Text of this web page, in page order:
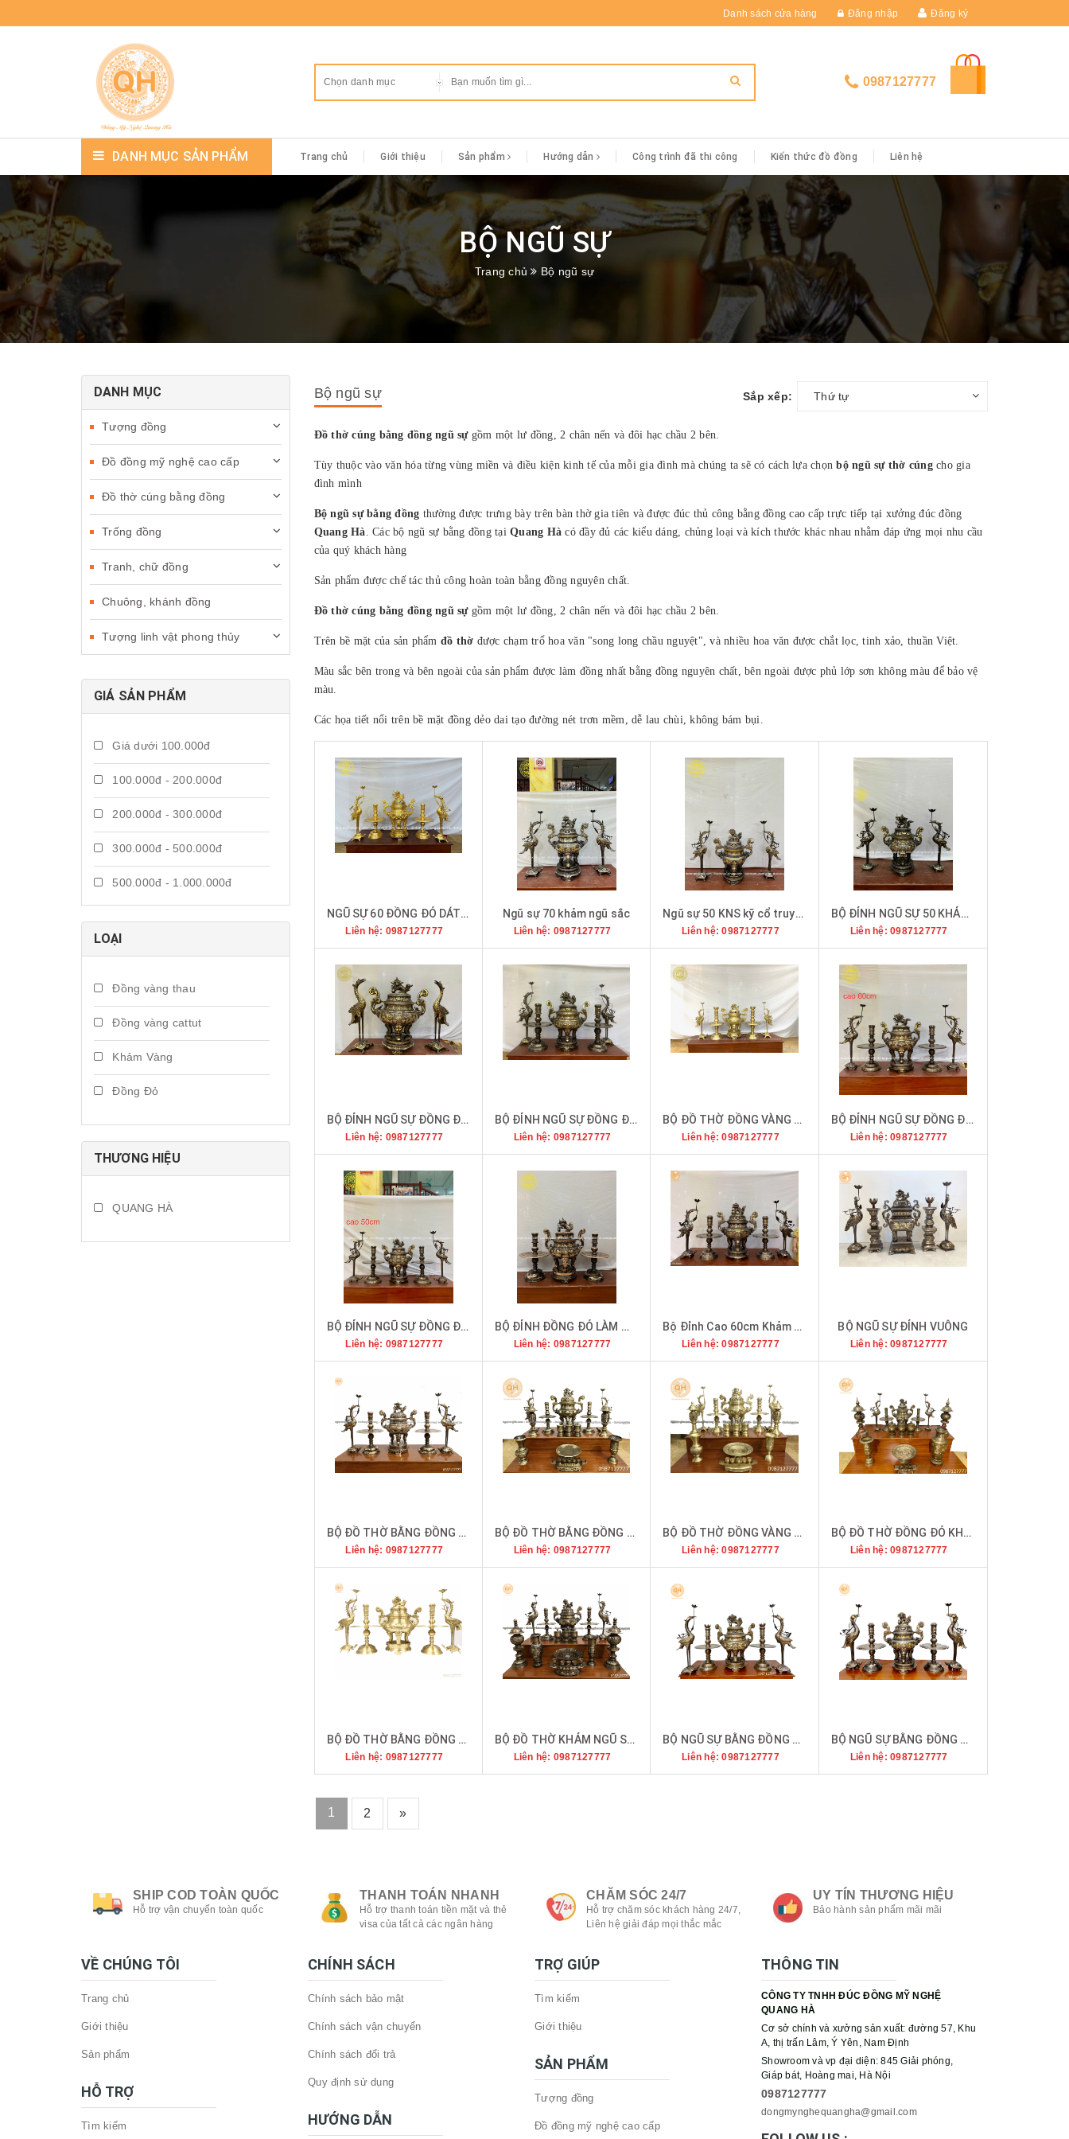
Danh sách cửa hàng Đăng nhập Đăng ký
Chọn danh mục 0987127777
DANH MỤC SẢN PHẨM Trang chủ Giới thiệu Sản phẩm Hướng dẫn Công trình đã thi công Kiến thức đồ đồng Liên hệ
BỘ NGŨ SỰ
Trang chủ Bộ ngũ sự
Bộ ngũ sự Sắp xếp: Thứ tự
Đồ thờ cúng bằng đồng ngũ sựgồm một lư đồng, 2 chân nến và đôi hạc chầu 2 bên.
Tùy thuộc vào văn hóa từng vùng miền và điều kiện kinh tế của mỗi gia đình mà chúng ta sẽ có cách lựa chọnbộ ngũ sự thờ cúngcho gia
đình mình
Bộ ngũ sự bằng đồng thường được trưng bày trên bàn thờ gia tiên và được đúc thủ công bằng đồng cao cấp trực tiếp tại xưởng đúc đồng
Quang Hà. Các bộ ngũ sự bằng đồng tại Quang Hàcó đầy đủ các kiểu dáng, chủng loại và kích thước khác nhau nhằm đáp ứng mọi nhu cầu
của quý khách hàng
Sản phẩm được chế tác thủ công hoàn toàn bằng đồng nguyên chất.
Đồ thờ cúng bằng đồng ngũ sựgồm một lư đồng, 2 chân nến và đôi hạc chầu 2 bên.
Trên bề mặt của sản phẩm đồ thờ được chạm trổ hoa văn "song long chầu nguyệt", và nhiều hoa văn được chắt lọc, tinh xảo, thuần Việt.
Màu sắc bên trong và bên ngoài của sản phẩm được làm đồng nhất bằng đồng nguyên chất, bên ngoài được phủ lớp sơn không màu để bảo vệ
màu.
Các họa tiết nổi trên bề mặt đồng dẻo dai tạo đường nét trơn mềm, dễ lau chùi, không bám bụi.
NGŨ SỰ 60 ĐỒNG ĐỎ DÁT VÀNG 9999
Liên hệ: 0987127777
Ngũ sự 70 khảm ngũ sắc
Liên hệ: 0987127777
Ngũ sự 50 KNS kỹ cổ truyện vàng
Liên hệ: 0987127777
BỘ ĐỈNH NGŨ SỰ 50 KHẢM TAM KHÍ VÀ DÁT ĐIỂM VÀNG
Liên hệ: 0987127777
BỘ ĐỈNH NGŨ SỰ ĐỒNG ĐỎ 80 KHẢM TAM KHÍ VÀ DÁT ĐIỂM VÀNG
Liên hệ: 0987127777
BỘ ĐỈNH NGŨ SỰ ĐỒNG ĐỎ 70 KHẢM TAM KHÍ VÀ DÁT ĐIỂM VÀNG
Liên hệ: 0987127777
BỘ ĐỒ THỜ ĐỒNG VÀNG THAU
Liên hệ: 0987127777
BỘ ĐỈNH NGŨ SỰ ĐỒNG ĐỎ 60 KHẢM TAM KHÍ VÀ DÁT ĐIỂM VÀNG
Liên hệ: 0987127777
BỘ ĐỈNH NGŨ SỰ ĐỒNG ĐỎ 50 KHẢM TAM KHÍ DÁT ĐIỂM VÀNG
Liên hệ: 0987127777
BỘ ĐỈNH ĐỒNG ĐỎ LÀM MÀU PHỚT NỈ CAO 60CM
Liên hệ: 0987127777
Bộ Đỉnh Cao 60cm Khảm Ngũ Sắc
Liên hệ: 0987127777
BỘ NGŨ SỰ ĐỈNH VUÔNG
Liên hệ: 0987127777
BỘ ĐỒ THỜ BẰNG ĐỒNG ĐỎ
Liên hệ: 0987127777
BỘ ĐỒ THỜ BẰNG ĐỒNG VÀNG KIỂU DÁNG DẠ CỔ
Liên hệ: 0987127777
BỘ ĐỒ THỜ ĐỒNG VÀNG THAU
Liên hệ: 0987127777
BỘ ĐỒ THỜ ĐỒNG ĐỎ KHẢM TAM KHÍ
Liên hệ: 0987127777
BỘ ĐỒ THỜ BẰNG ĐỒNG VÀNG CATTUT
Liên hệ: 0987127777
BỘ ĐỒ THỜ KHẢM NGŨ SẮC
Liên hệ: 0987127777
BỘ NGŨ SỰ BẰNG ĐỒNG ĐỎ KHẢM TAM KHÍ
Liên hệ: 0987127777
BỘ NGŨ SỰ BẰNG ĐỒNG ĐỎ KHẢM NGŨ SẮC CAO 60CM
Liên hệ: 0987127777
1 2 »
DANH MỤC
Tượng đồng
Đồ đồng mỹ nghệ cao cấp
Đồ thờ cúng bằng đồng
Trống đồng
Tranh, chữ đồng
Chuông, khánh đồng
Tượng linh vật phong thủy
GIÁ SẢN PHẨM
Giá dưới 100.000đ
100.000đ - 200.000đ
200.000đ - 300.000đ
300.000đ - 500.000đ
500.000đ - 1.000.000đ
LOẠI
Đồng vàng thau
Đồng vàng cattut
Khảm Vàng
Đồng Đỏ
THƯƠNG HIỆU
QUANG HÀ
SHIP COD TOÀN QUỐC
Hỗ trợ vận chuyển toàn quốc
THANH TOÁN NHANH
Hỗ trợ thanh toán tiền mặt và thẻ
visa của tất cả các ngân hàng
CHĂM SÓC 24/7
Hỗ trợ chăm sóc khách hàng 24/7,
Liên hệ giải đáp mọi thắc mắc
UY TÍN THƯƠNG HIỆU
Bảo hành sản phẩm mãi mãi
VỀ CHÚNG TÔI
Trang chủ
Giới thiệu
Sản phẩm
HỖ TRỢ
Tìm kiếm
CHÍNH SÁCH
Chính sách bảo mật
Chính sách vận chuyển
Chính sách đổi trả
Quy định sử dụng
HƯỚNG DẪN
TRỢ GIÚP
Tìm kiếm
Giới thiệu
SẢN PHẨM
Tượng đồng
Đồ đồng mỹ nghệ cao cấp
THÔNG TIN
CÔNG TY TNHH ĐÚC ĐỒNG MỸ NGHỆ
QUANG HÀ
Cơ sở chính và xưởng sản xuất: đường 57, Khu
A, thị trấn Lâm, Ý Yên, Nam Định
Showroom và vp đại diện: 845 Giải phóng,
Giáp bát, Hoàng mai, Hà Nội
0987127777
dongmynghequangha@gmail.com